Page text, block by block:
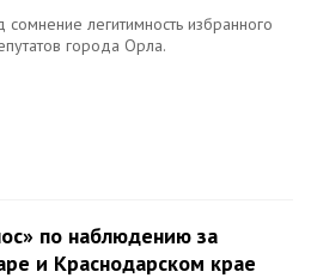
легитимность избранного
города Орла.
по наблюдению за
и Краснодарском крае